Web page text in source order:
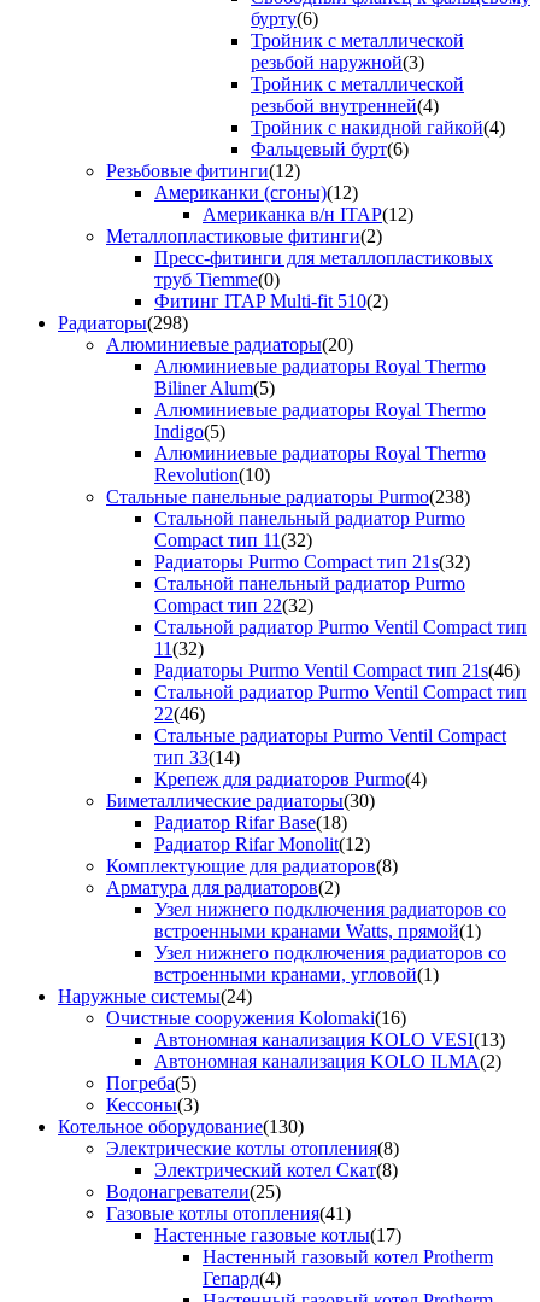
бурту(6)
Тройник с металлической
резьбой наружной(3)
Тройник с металлической
резьбой внутренней(4)
Тройник с накидной гайкой(4)
Фальцевый бурт(6)
Резьбовые фитинги(12)
Американки (сгоны)(12)
Американка в/н ITAP(12)
Металлопластиковые фитинги(2)
Пресс-фитинги для металлопластиковых
труб Tiemme(0)
Фитинг ITAP Multi-fit 510(2)
Радиаторы(298)
Алюминиевые радиаторы(20)
Алюминиевые радиаторы Royal Thermo
Biliner Alum(5)
Алюминиевые радиаторы Royal Thermo
Indigo(5)
Алюминиевые радиаторы Royal Thermo
Revolution(10)
Стальные панельные радиаторы Purmo(238)
Стальной панельный радиатор Purmo
Compact тип 11(32)
Радиаторы Purmo Compact тип 21s(32)
Стальной панельный радиатор Purmo
Compact тип 22(32)
Стальной радиатор Purmo Ventil Compact тип
11(32)
Радиаторы Purmo Ventil Compact тип 21s(46)
Стальной радиатор Purmo Ventil Compact тип
22(46)
Стальные радиаторы Purmo Ventil Compact
тип 33(14)
Крепеж для радиаторов Purmo(4)
Биметаллические радиаторы(30)
Радиатор Rifar Base(18)
Радиатор Rifar Monolit(12)
Комплектующие для радиаторов(8)
Арматура для радиаторов(2)
Узел нижнего подключения радиаторов со
встроенными кранами Watts, прямой(1)
Узел нижнего подключения радиаторов со
встроенными кранами, угловой(1)
Наружные системы(24)
Очистные сооружения Kolomaki(16)
Автономная канализация KOLO VESI(13)
Автономная канализация KOLO ILMA(2)
Погреба(5)
Кессоны(3)
Котельное оборудование(130)
Электрические котлы отопления(8)
Электрический котел Скат(8)
Водонагреватели(25)
Газовые котлы отопления(41)
Настенные газовые котлы(17)
Настенный газовый котел Protherm
Гепард(4)